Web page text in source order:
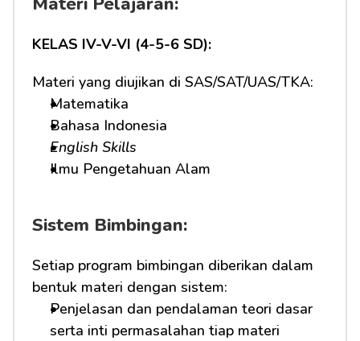
KELAS IV-V-VI (4-5-6 SD):
Materi yang diujikan di SAS/SAT/UAS/TKA:
Matematika
Bahasa Indonesia
English Skills
Ilmu Pengetahuan Alam
Sistem Bimbingan:
Setiap program bimbingan diberikan dalam
bentuk materi dengan sistem:
Penjelasan dan pendalaman teori dasar
serta inti permasalahan tiap materi